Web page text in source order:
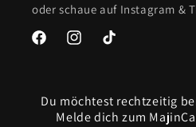
oder schaue auf Instagram &
FacebookInstagram
Du möchtest rechtzeitig
Melde dich zum